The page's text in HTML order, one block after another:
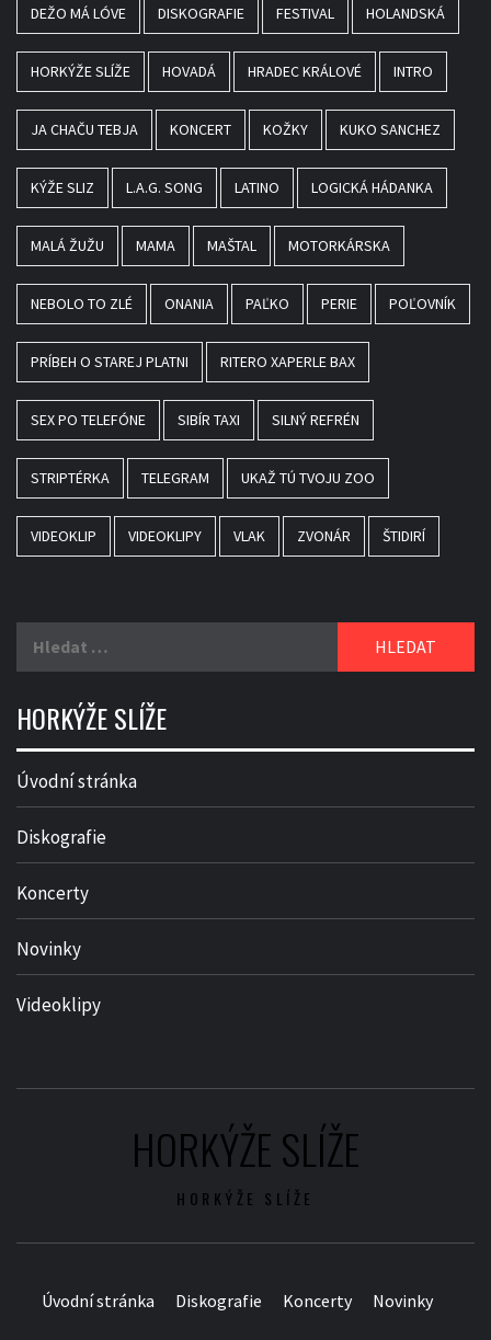
DEŽO MÁ LÓVE DISKOGRAFIE FESTIVAL HOLANDSKÁ
HORKÝŽE SLÍŽE HOVADÁ HRADEC KRÁLOVÉ INTRO
JA CHAČU TEBJA KONCERT KOŽKY KUKO SANCHEZ
KÝŽE SLIZ L.A.G. SONG LATINO LOGICKÁ HÁDANKA
MALÁ ŽUŽU MAMA MAŠTAL MOTORKÁRSKA
NEBOLO TO ZLÉ ONANIA PAĽKO PERIE POĽOVNÍK
PRÍBEH O STAREJ PLATNI RITERO XAPERLE BAX
SEX PO TELEFÓNE SIBÍR TAXI SILNÝ REFRÉN
STRIPTÉRKA TELEGRAM UKAŽ TÚ TVOJU ZOO
VIDEOKLIP VIDEOKLIPY VLAK ZVONÁR ŠTIDIRÍ
HORKÝŽE SLÍŽE
Úvodní stránka
Diskografie
Koncerty
Novinky
Videoklipy
HORKÝŽE SLÍŽE
HORKÝŽE SLÍŽE
Úvodní stránka Diskografie Koncerty Novinky